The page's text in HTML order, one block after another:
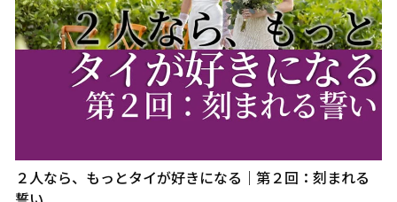
２人なら、もっとタイが好きになる｜第２回：刻まれる